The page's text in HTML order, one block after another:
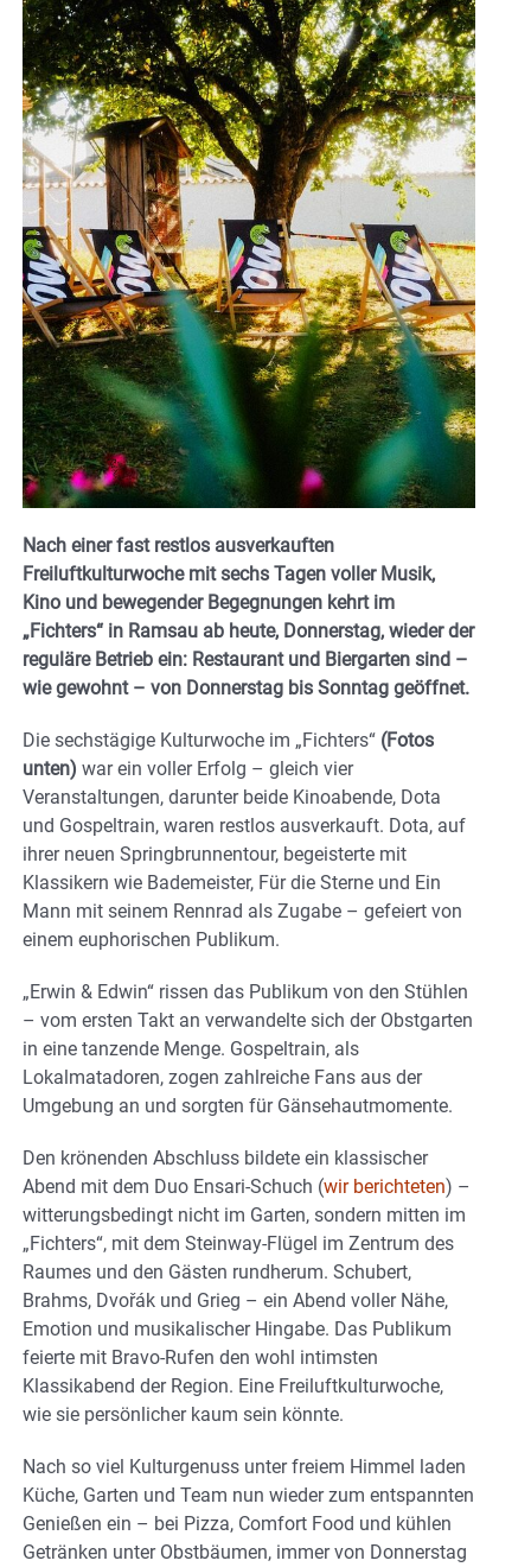
Nach einer fast restlos ausverkauften
Freiluftkulturwoche mit sechs Tagen voller Musik,
Kino und bewegender Begegnungen kehrt im
„Fichters“ in Ramsau ab heute, Donnerstag, wieder der
reguläre Betrieb ein: Restaurant und Biergarten sind –
wie gewohnt – von Donnerstag bis Sonntag geöffnet.
Die sechstägige Kulturwoche im „Fichters“ (Fotos
unten) war ein voller Erfolg – gleich vier
Veranstaltungen, darunter beide Kinoabende, Dota
und Gospeltrain, waren restlos ausverkauft. Dota, auf
ihrer neuen Springbrunnentour, begeisterte mit
Klassikern wie Bademeister, Für die Sterne und Ein
Mann mit seinem Rennrad als Zugabe – gefeiert von
einem euphorischen Publikum.
„Erwin & Edwin“ rissen das Publikum von den Stühlen
– vom ersten Takt an verwandelte sich der Obstgarten
in eine tanzende Menge. Gospeltrain, als
Lokalmatadoren, zogen zahlreiche Fans aus der
Umgebung an und sorgten für Gänsehautmomente.
Den krönenden Abschluss bildete ein klassischer
Abend mit dem Duo Ensari-Schuch (wir berichteten) –
witterungsbedingt nicht im Garten, sondern mitten im
„Fichters“, mit dem Steinway-Flügel im Zentrum des
Raumes und den Gästen rundherum. Schubert,
Brahms, Dvořák und Grieg – ein Abend voller Nähe,
Emotion und musikalischer Hingabe. Das Publikum
feierte mit Bravo-Rufen den wohl intimsten
Klassikabend der Region. Eine Freiluftkulturwoche,
wie sie persönlicher kaum sein könnte.
Nach so viel Kulturgenuss unter freiem Himmel laden
Küche, Garten und Team nun wieder zum entspannten
Genießen ein – bei Pizza, Comfort Food und kühlen
Getränken unter Obstbäumen, immer von Donnerstag